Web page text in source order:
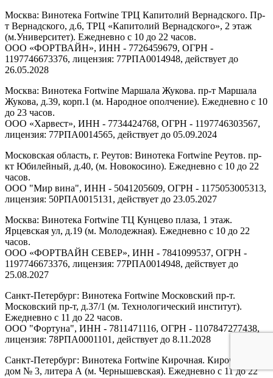
Москва: Винотека Fortwine ТРЦ Капитолий Вернадского. Пр-
т Вернадского, д.6, ТРЦ «Капитолий Вернадского», 2 этаж
(м.Университет). Ежедневно с 10 до 22 часов.
ООО «ФОРТВАЙН», ИНН - 7726459679, ОГРН -
1197746673376, лицензия: 77РПА0014948, действует до
26.05.2028
Москва: Винотека Fortwine Маршала Жукова. пр-т Маршала
Жукова, д.39, корп.1 (м. Народное ополчение). Ежедневно с 10
до 23 часов.
ООО «Харвест», ИНН - 7734424768, ОГРН - 1197746303567,
лицензия: 77РПА0014565, действует до 05.09.2024
Московская область, г. Реутов: Винотека Fortwine Реутов. пр-
кт Юбилейный, д.40, (м. Новокосино). Ежедневно с 10 до 22
часов.
ООО "Мир вина", ИНН - 5041205609, ОГРН - 1175053005313,
лицензия: 50РПА0015131, действует до 23.05.2027
Москва: Винотека Fortwine ТЦ Кунцево плаза, 1 этаж.
Ярцевская ул, д.19 (м. Молодежная). Ежедневно с 10 до 22
часов.
ООО «ФОРТВАЙН СЕВЕР», ИНН - 7841099537, ОГРН -
1197746673376, лицензия: 77РПА0014948, действует до
25.08.2027
Санкт-Петербург: Винотека Fortwine Московский пр-т.
Московский пр-т, д.37/1 (м. Технологический институт).
Ежедневно с 11 до 22 часов.
ООО "Фортуна", ИНН - 7811471116, ОГРН - 1107847277438,
лицензия: 78РПА0001101, действует до 8.11.2028
Санкт-Петербург: Винотека Fortwine Кирочная. Кирочная ул,
дом № 3, литера А (м. Чернышевская). Ежедневно с 11 до 22